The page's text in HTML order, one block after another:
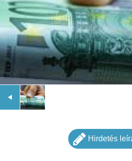
Hirdetés